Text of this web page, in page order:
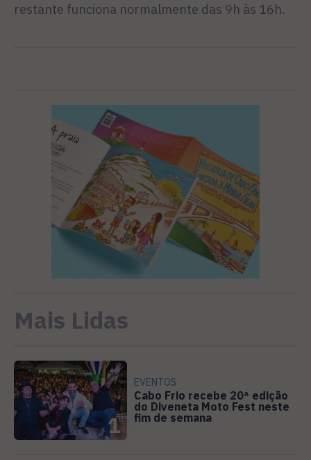
restante funciona normalmente das 9h às 16h.
Mais Lidas
1
EVENTOS
Cabo Frio recebe 20ª edição
do Diveneta Moto Fest neste
fim de semana